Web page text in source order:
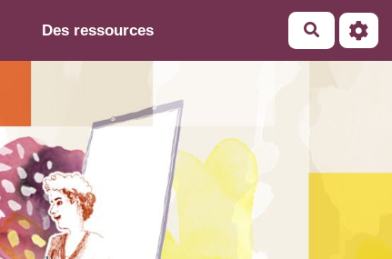
Des ressources